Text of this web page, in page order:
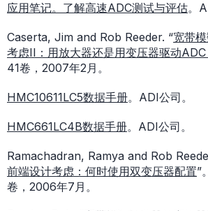
应用笔记。了解高速ADC测试与评估。
Caserta, Jim and Rob Reeder. “宽带
考虑II：用放大器还是用变压器驱动ADC
41卷，2007年2月。
HMC10611LC5数据手册。ADI公司。
HMC661LC4B数据手册。ADI公司。
Ramachadran, Ramya and Rob
前端设计考虑：何时使用双变压器配置”。
卷，2006年7月。